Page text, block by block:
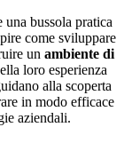
bussola pratica
come sviluppare
un ambiente di
loro esperienza
alla scoperta
in modo efficace
aziendali.